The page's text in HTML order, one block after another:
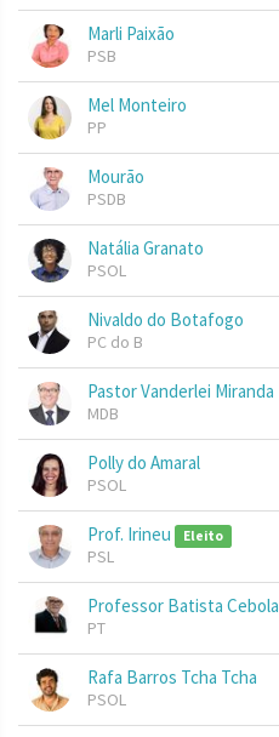
Marli Paixão
PSB
Mel Monteiro
PP
Mourão
PSDB
Natália Granato
PSOL
Nivaldo do Botafogo
PC do B
Pastor Vanderlei Miranda
MDB
Polly do Amaral
PSOL
Prof. Irineu Eleito
PSL
Professor Batista Cebola
PT
Rafa Barros Tcha Tcha
PSOL